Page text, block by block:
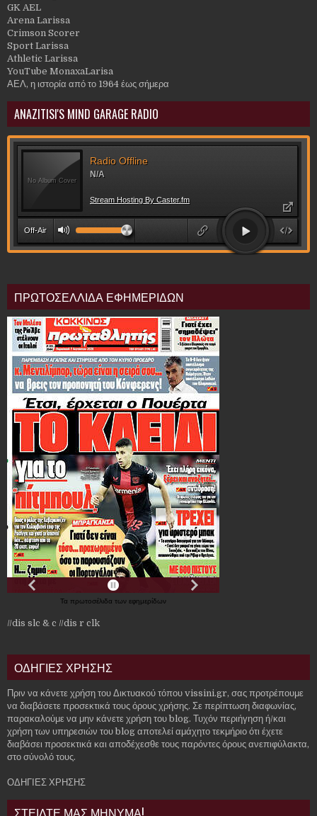
GK AEL
Arena Larissa
Crimson Scorer
Sport Larissa
Athletic Larissa
YouTube MonaxaLarisa
ΑΕΛ, η ιστορία από το 1964 έως σήμερα
ANAZITISI'S MIND GARAGE RADIO
ΠΡΩΤΟΣΕΛΛΙΔΑ ΕΦΗΜΕΡΙΔΩΝ
Τα πρωτοσέλιδα των εφημερίδων
//dis slc & c //dis r clk
ΟΔΗΓΙΕΣ ΧΡΗΣΗΣ
Πριν να κάνετε χρήση του Δικτυακού τόπου vissini.gr, σας προτρέπουμε
να διαβάσετε προσεκτικά τους όρους χρήσης. Σε περίπτωση διαφωνίας,
παρακαλούμε να μην κάνετε χρήση του blog. Τυχόν περιήγηση ή/και
χρήση των υπηρεσιών του blog αποτελεί αμάχητο τεκμήριο ότι έχετε
διαβάσει προσεκτικά και αποδέχεσθε τους παρόντες όρους ανεπιφύλακτα,
στο σύνολό τους.
ΟΔΗΓΙΕΣ ΧΡΗΣΗΣ